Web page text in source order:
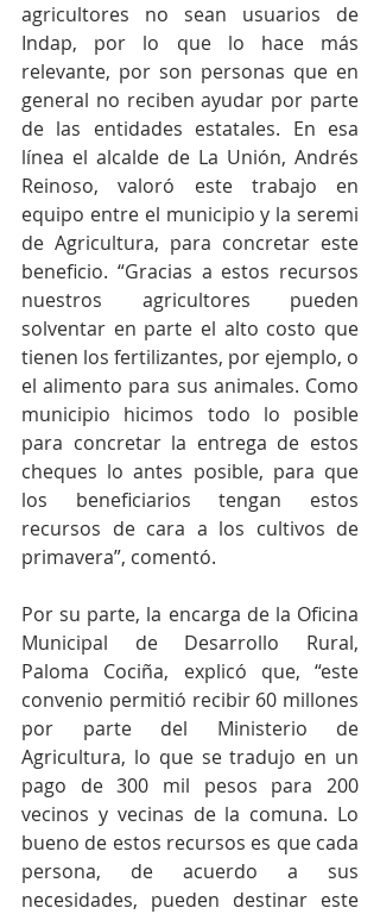
agricultores no sean usuarios de
Indap, por lo que lo hace más
relevante, por son personas que en
general no reciben ayudar por parte
de las entidades estatales. En esa
línea el alcalde de La Unión, Andrés
Reinoso, valoró este trabajo en
equipo entre el municipio y la seremi
de Agricultura, para concretar este
beneficio. “Gracias a estos recursos
nuestros agricultores pueden
solventar en parte el alto costo que
tienen los fertilizantes, por ejemplo, o
el alimento para sus animales. Como
municipio hicimos todo lo posible
para concretar la entrega de estos
cheques lo antes posible, para que
los beneficiarios tengan estos
recursos de cara a los cultivos de
primavera”, comentó.
Por su parte, la encarga de la Oficina
Municipal de Desarrollo Rural,
Paloma Cociña, explicó que, “este
convenio permitió recibir 60 millones
por parte del Ministerio de
Agricultura, lo que se tradujo en un
pago de 300 mil pesos para 200
vecinos y vecinas de la comuna. Lo
bueno de estos recursos es que cada
persona, de acuerdo a sus
necesidades, pueden destinar este